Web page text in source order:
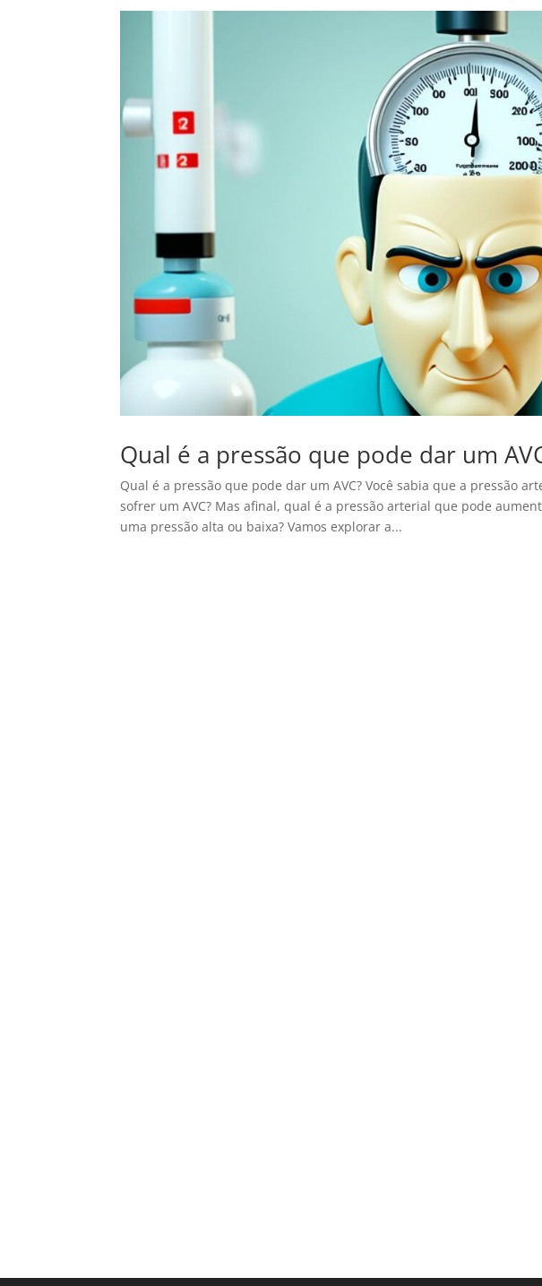
Qual é a pressão que pode dar um
Qual é a pressão que pode dar um AVC? Você sabia que a pressão
sofrer um AVC? Mas afinal, qual é a pressão arterial que pode
uma pressão alta ou baixa? Vamos explorar a...